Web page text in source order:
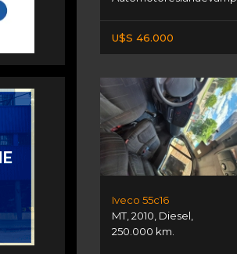
U$S 46.000
Iveco 55c16
MT,2010, Diesel,
250.000 km.